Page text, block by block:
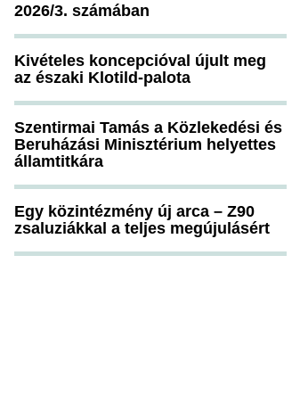
2026/3. számában
Kivételes koncepcióval újult meg
az északi Klotild-palota
Szentirmai Tamás a Közlekedési és
Beruházási Minisztérium helyettes
államtitkára
Egy közintézmény új arca – Z90
zsaluziákkal a teljes megújulásért